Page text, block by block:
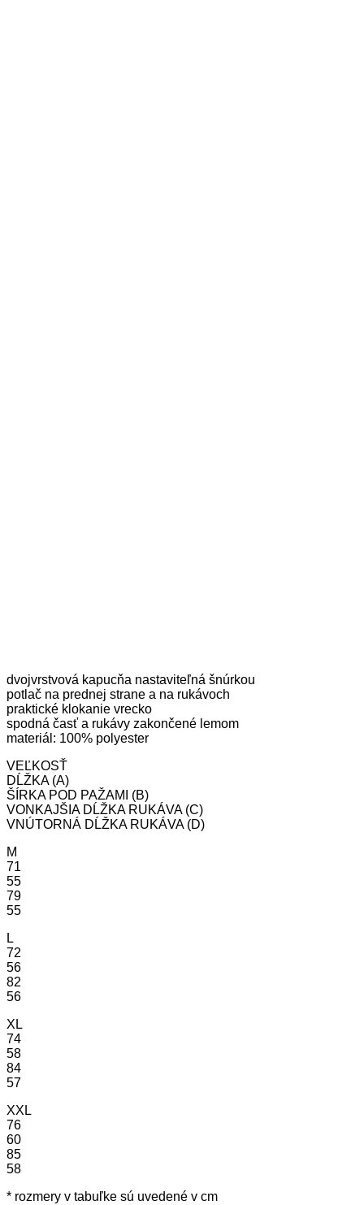
dvojvrstvová kapucňa nastaviteľná šnúrkou
potlač na prednej strane a na rukávoch
praktické klokanie vrecko
spodná časť a rukávy zakončené lemom
materiál: 100% polyester
VEĽKOSŤ
DĹŽKA (A)
ŠÍRKA POD PAŽAMI (B)
VONKAJŠIA DĹŽKA RUKÁVA (C)
VNÚTORNÁ DĹŽKA RUKÁVA (D)
M
71
55
79
55
L
72
56
82
56
XL
74
58
84
57
XXL
76
60
85
58
* rozmery v tabuľke sú uvedené v cm